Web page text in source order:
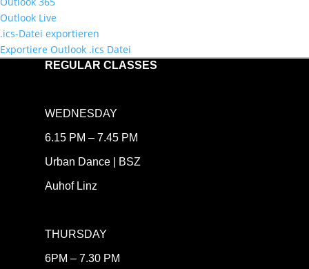
Outlook Live
.ics-Datei exportieren
Exportiere Outlook .ics Datei
REGULAR CLASSES
WEDNESDAY
6.15 PM – 7.45 PM
Urban Dance | BSZ
Auhof Linz
THURSDAY
6PM – 7.30 PM